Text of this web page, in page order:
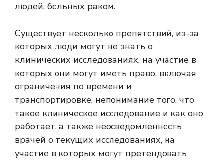
людей, больных раком.
Существует несколько препятствий, из-за
которых люди могут не знать о
клинических исследованиях, на участие в
которых они могут иметь право, включая
ограничения по времени и
транспортировке, непонимание того, что
такое клиническое исследование и как оно
работает, а также неосведомленность
врачей о текущих исследованиях, на
участие в которых могут претендовать